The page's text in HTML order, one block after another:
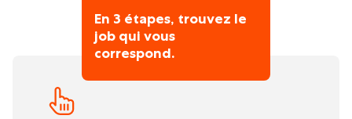
En 3 étapes, trouvez le
job qui vous
correspond.